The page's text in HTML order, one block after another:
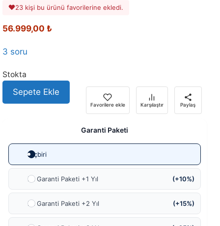
23 kişi bu ürünü favorilerine ekledi.
56.999,00 ₺
3 soru
Stokta
Sepete Ekle
Favorilere ekle Karşılaştır Paylaş
Garanti Paketi
Hiçbiri
Ek Garanti Paketi +1 Yıl (+10%)
Ek Garanti Paketi +2 Yıl (+15%)